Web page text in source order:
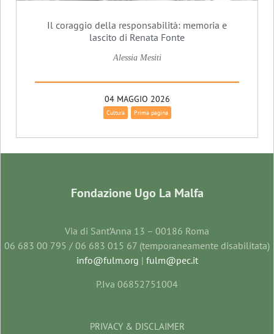
Il coraggio della responsabilità: memoria e
lascito di Renata Fonte
Alessia Mesiti
04 MAGGIO 2026
Cultura Prima pagina
Fondazione Ugo La Malfa
Via di Sant’Anna 13 – 00186 Roma
06 683 00 795 / 06 683 015 67 (temporaneamente disabilitata)
info@fulm.org | fulm@pec.it
P.Iva 06852751004
PRIVACY & DISCLAIMER